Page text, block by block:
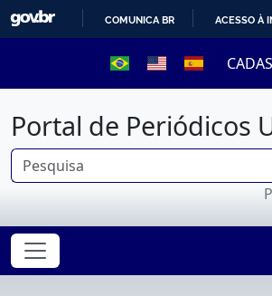
PARA
O
CONTEÚDO
COMUNICA BR ACESSO À
Portal de Periódicos